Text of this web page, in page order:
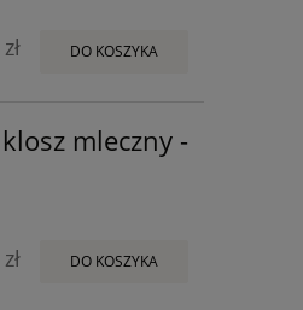
DO KOSZYKA
mleczny -
DO KOSZYKA